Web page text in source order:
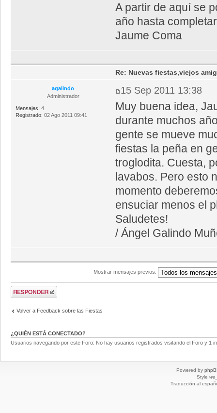
A partir de aquí se
año hasta
Jaume Coma
agalindo
Administrador
Mensajes: 4
Registrado: 02 Ago 2011 09:41
Re: Nuevas fiestas,viejos
15 Sep 2011 13:38
Muy buena idea,
durante muchos
gente se mueve
fiestas la peña en
troglodita. Cuesta,
lavabos. Pero esto
momento
ensuciar menos el
Saludetes!
/ Ángel Galindo
Mostrar mensajes previos:
Volver a Feedback sobre las Fiestas
¿QUIÉN ESTÁ CONECTADO?
Usuarios navegando por este Foro: No hay usuarios registrados visitando el Foro y 1
Powered by
Style
Traducción al